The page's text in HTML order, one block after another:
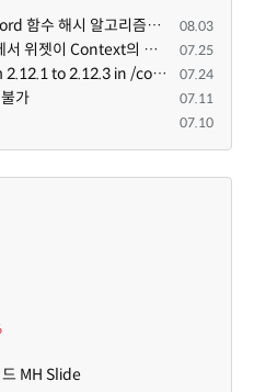
R\F\Password::checkPassword 함수 해시 알고리즘을 암시적으로 호출하는 경우 Argon2id 해시 비교 실패 08.03
[page] 위젯 페이지 편집 화면에서 위젯이 Context의 module_info를 덮어쓰면 저장이 ERR_ACT_IS_NOT_STANDALONE으로 실패 07.25
Bump guzzlehttp/psr7 from 2.12.1 to 2.12.3 in /common 07.24
가 07.11
07.10
MH Slide